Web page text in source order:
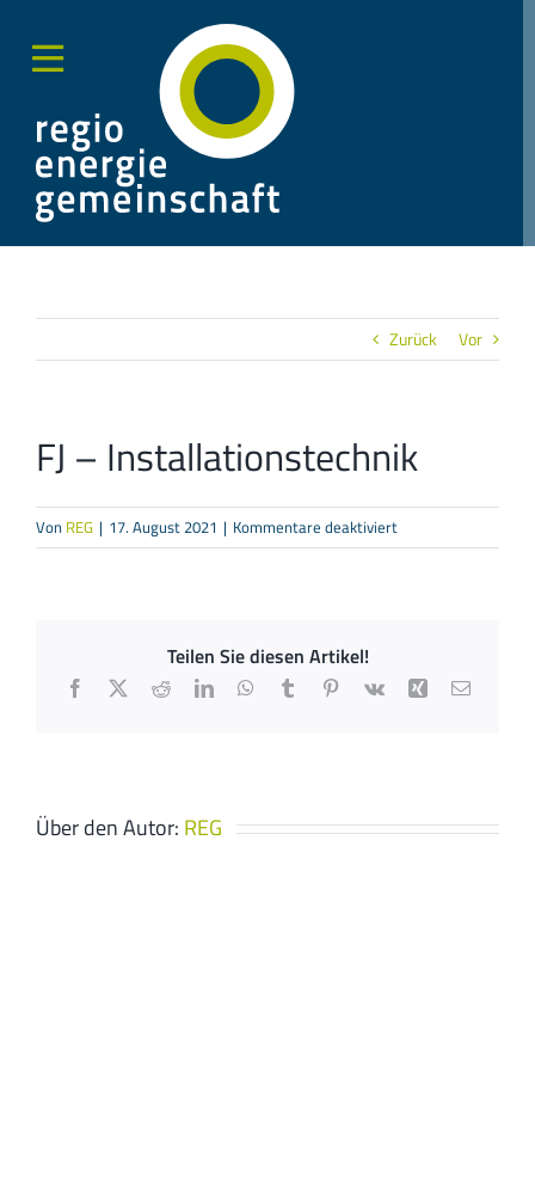
Inhalt
springen
Zurück Vor
FJ – Installationstechnik
Von REG | 17. August 2021 | Kommentare deaktiviertfür
FJ
Teilen Sie diesen Artikel!
Facebook
X RedditLinkedInWhatsApp
TumblrPinterest
Vk Xing E-
Über den Autor: REG
Sliding